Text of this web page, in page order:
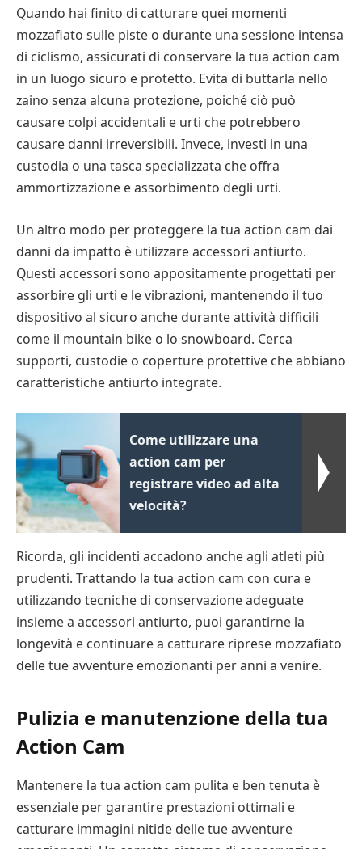
Quando hai finito di catturare quei momenti
mozzafiato sulle piste o durante una sessione intensa
di ciclismo, assicurati di conservare la tua action cam
in un luogo sicuro e protetto. Evita di buttarla nello
zaino senza alcuna protezione, poiché ciò può
causare colpi accidentali e urti che potrebbero
causare danni irreversibili. Invece, investi in una
custodia o una tasca specializzata che offra
ammortizzazione e assorbimento degli urti.
Un altro modo per proteggere la tua action cam dai
danni da impatto è utilizzare accessori antiurto.
Questi accessori sono appositamente progettati per
assorbire gli urti e le vibrazioni, mantenendo il tuo
dispositivo al sicuro anche durante attività difficili
come il mountain bike o lo snowboard. Cerca
supporti, custodie o coperture protettive che abbiano
caratteristiche antiurto integrate.
Come utilizzare una
action cam per
registrare video ad alta
velocità?
Ricorda, gli incidenti accadono anche agli atleti più
prudenti. Trattando la tua action cam con cura e
utilizzando tecniche di conservazione adeguate
insieme a accessori antiurto, puoi garantirne la
longevità e continuare a catturare riprese mozzafiato
delle tue avventure emozionanti per anni a venire.
Pulizia e manutenzione della tua
Action Cam
Mantenere la tua action cam pulita e ben tenuta è
essenziale per garantire prestazioni ottimali e
catturare immagini nitide delle tue avventure